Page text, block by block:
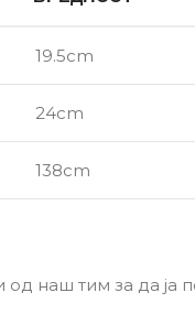
19.5cm
24cm
138cm
наш тим за да ја